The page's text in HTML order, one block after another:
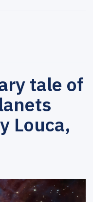
tale of
Louca,